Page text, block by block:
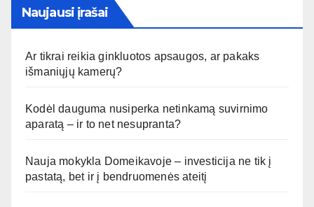
Naujausi įrašai
Ar tikrai reikia ginkluotos apsaugos, ar pakaks
išmaniųjų kamerų?
Kodėl dauguma nusiperka netinkamą suvirnimo
aparatą – ir to net nesupranta?
Nauja mokykla Domeikavoje – investicija ne tik į
pastatą, bet ir į bendruomenės ateitį